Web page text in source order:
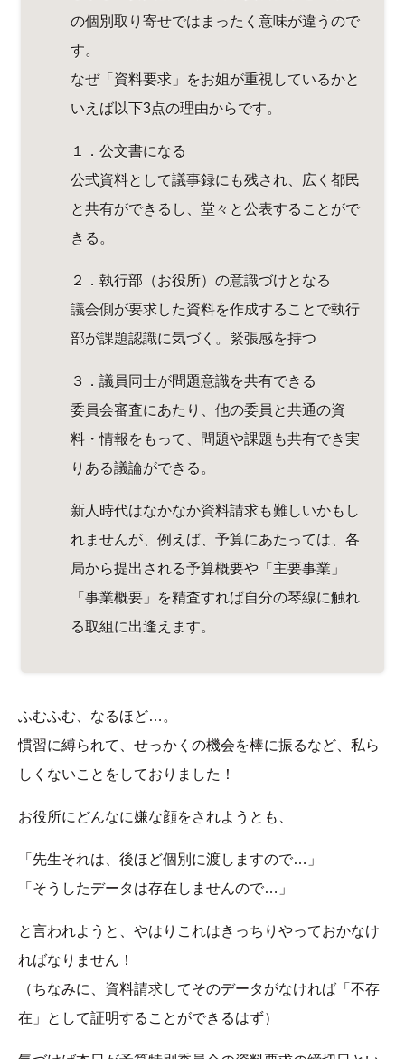
の個別取り寄せではまったく意味が違うので
す。
なぜ「資料要求」をお姐が重視しているかと
いえば以下3点の理由からです。
１．公文書になる
公式資料として議事録にも残され、広く都民
と共有ができるし、堂々と公表することがで
きる。
２．執行部（お役所）の意識づけとなる
議会側が要求した資料を作成することで執行
部が課題認識に気づく。緊張感を持つ
３．議員同士が問題意識を共有できる
委員会審査にあたり、他の委員と共通の資
料・情報をもって、問題や課題も共有でき実
りある議論ができる。
新人時代はなかなか資料請求も難しいかもし
れませんが、例えば、予算にあたっては、各
局から提出される予算概要や「主要事業」
「事業概要」を精査すれば自分の琴線に触れ
る取組に出逢えます。
ふむふむ、なるほど…。
慣習に縛られて、せっかくの機会を棒に振るなど、私ら
しくないことをしておりました！
お役所にどんなに嫌な顔をされようとも、
「先生それは、後ほど個別に渡しますので…」
「そうしたデータは存在しませんので…」
と言われようと、やはりこれはきっちりやっておかなけ
ればなりません！
（ちなみに、資料請求してそのデータがなければ「不存
在」として証明することができるはず）